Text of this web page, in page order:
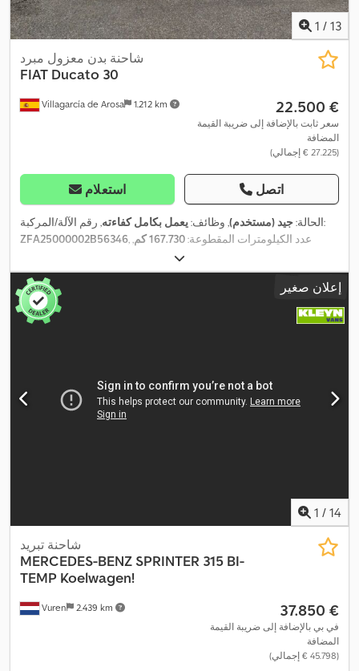
1 / 13
Villagarcía de Arosa 1.212 km
شاحنة بدن معزول مبرد
FIAT Ducato 30
‏22.500 €
سعر ثابت بالإضافة إلى ضريبة القيمة
المضافة
(‏27.225 € إجمالي)
استعلام اتصل
الحالة:جيد (مستخدم), وظائف:يعمل بكامل كفاءته
, رقم الآلة/المركبة:
ZFA25000002B56346
, عدد الكيلومترات المقطوعة:167.730 كم
, نوع الوقود:
الأقصى للحمولة:1.003 كجم , الوزن الإجمالي:3.500 كجم
, مقاس الإطار:
215/70r15
, قاعدة العجلات:
, لون:أبيض
تعليق:فولاذ
, الحمولة المحورية المسموح بها (المحور 1):
إعلان صغير
1 / 14
Vuren 2.439 km
شاحنة تبريد
MERCEDES-BENZ SPRINTER 315 BI-
TEMP Koelwagen!
‏37.850 €
في بي بالإضافة إلى ضريبة القيمة
المضافة
(‏45.798 € إجمالي)